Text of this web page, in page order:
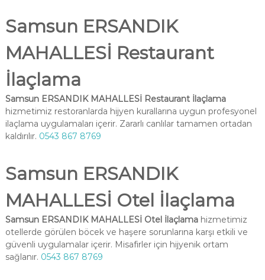
Samsun ERSANDIK
MAHALLESİ Restaurant
İlaçlama
Samsun ERSANDIK MAHALLESİ Restaurant İlaçlama
hizmetimiz restoranlarda hijyen kurallarına uygun profesyonel
ilaçlama uygulamaları içerir. Zararlı canlılar tamamen ortadan
kaldırılır. 0543 867 8769
Samsun ERSANDIK
MAHALLESİ Otel İlaçlama
Samsun ERSANDIK MAHALLESİ Otel İlaçlamahizmetimiz
otellerde görülen böcek ve haşere sorunlarına karşı etkili ve
güvenli uygulamalar içerir. Misafirler için hijyenik ortam
sağlanır. 0543 867 8769